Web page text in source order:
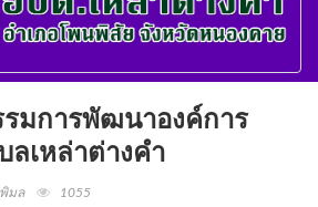
มการพัฒนาองค์การ
ลเหล่าต่างคำ
มล 1055